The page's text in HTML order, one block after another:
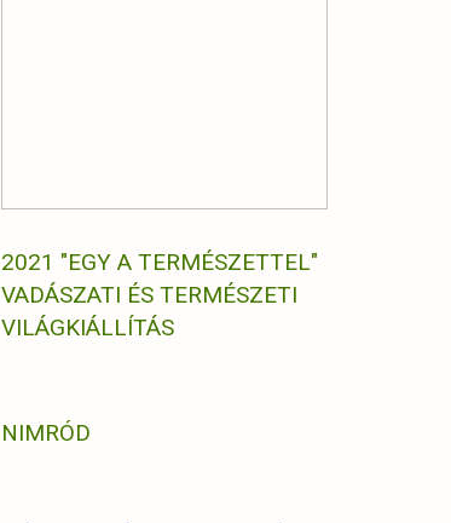
2021 "EGY A TERMÉSZETTEL"
VADÁSZATI ÉS TERMÉSZETI
VILÁGKIÁLLÍTÁS
NIMRÓD